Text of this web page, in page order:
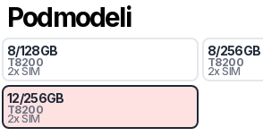
Podmodeli
8/128GB
T8200
2x SIM
8/256GB
T8200
2x SIM
12/256GB
T8200
2x SIM